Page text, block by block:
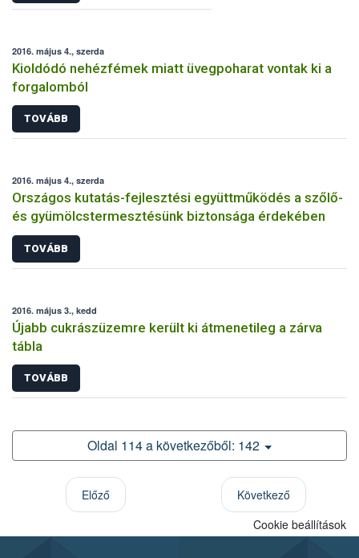
2016. május 4., szerda
Kioldódó nehézfémek miatt üvegpoharat vontak ki a
forgalomból
TOVÁBB
2016. május 4., szerda
Országos kutatás-fejlesztési együttműködés a szőlő-
és gyümölcstermesztésünk biztonsága érdekében
TOVÁBB
2016. május 3., kedd
Újabb cukrászüzemre került ki átmenetileg a zárva
tábla
TOVÁBB
Oldal 114 a következőből: 142
Előző
Következő
Cookie beállítások